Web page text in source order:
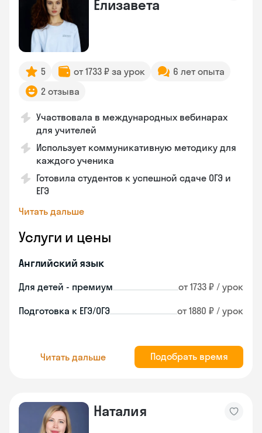
Елизавета
5 от 1733 ₽ за урок
6 лет опыта
2 отзыва
Участвовала в международных вебинарах
для учителей
Использует коммуникативную методику для
каждого ученика
Готовила студентов к успешной сдаче ОГЭ и
ЕГЭ
Читать дальше
Услуги и цены
Английский язык
Для детей - премиум от 1733 ₽ / урок
Подготовка к ЕГЭ/ОГЭ от 1880 ₽ / урок
Читать дальше Подобрать время
Наталия